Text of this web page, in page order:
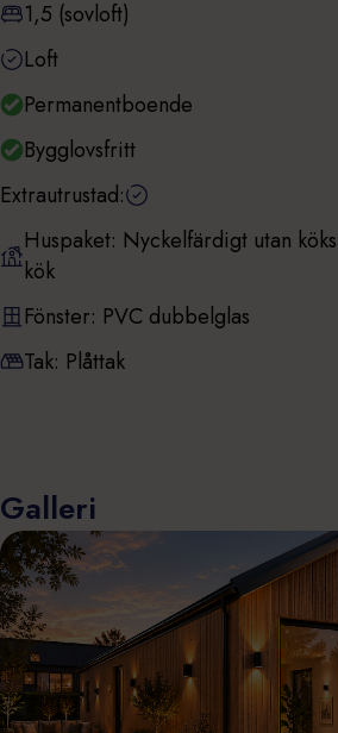
1,5 (sovloft)
Loft
Permanentboende
Bygglovsfritt
Extrautrustad:
Huspaket: Nyckelfärdigt utan
kök
Fönster: PVC dubbelglas
Tak: Plåttak
Galleri